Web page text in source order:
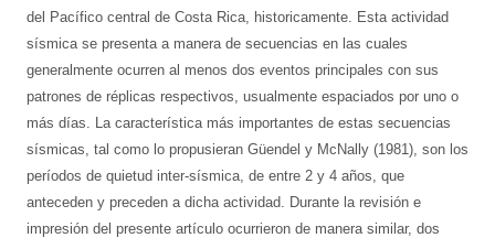
del Pacífico central de Costa Rica, historicamente. Esta actividad
sísmica se presenta a manera de secuencias en las cuales
generalmente ocurren al menos dos eventos principales con sus
patrones de réplicas respectivos, usualmente espaciados por uno o
más días. La característica más importantes de estas secuencias
sísmicas, tal como lo propusieran Güendel y McNally (1981), son los
períodos de quietud inter-sísmica, de entre 2 y 4 años, que
anteceden y preceden a dicha actividad. Durante la revisión e
impresión del presente artículo ocurrieron de manera similar, dos